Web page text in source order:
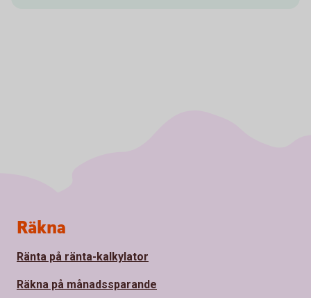
Sidfot
Räkna
Ränta på ränta-kalkylator
Räkna på månadssparande